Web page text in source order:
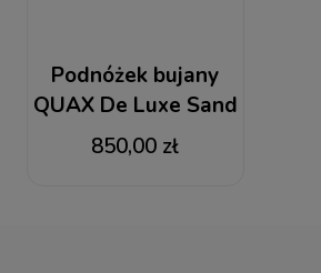
Podnóżek bujany
QUAX De Luxe Sand
Grey
850,00 zł